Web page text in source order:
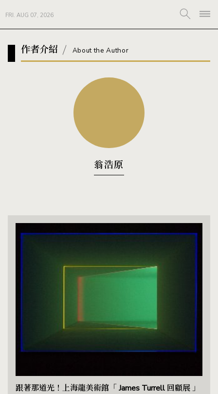
FRI. AUG 07, 2026
作者介紹 About the Author
翁浩原
跟著那道光！上海龍美術館「 James Turrell 回顧展 」